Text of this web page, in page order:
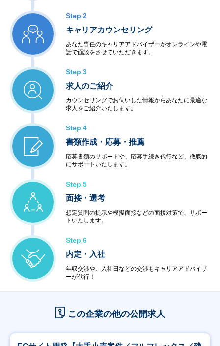
Step.2
キャリアカウンセリング
あなた専任のキャリアアドバイザーがオンラインや電
話で面談をさせていただきます。
Step.3
求人のご紹介
カウンセリングでお伺いした情報からあなたに最適な
求人をご紹介いたします。
Step.4
書類作成・応募・推薦
応募書類のサポートや、応募手続き代行など、徹底的
にサポートいたします。
Step.5
面接・選考
想定質問の提示や模擬面接などの面接対策で、サポー
トいたします。
Step.6
内定・入社
年収交渉や、入社日などの交渉もキャリアアドバイザ
ーが代行！
この企業の他の公開求人